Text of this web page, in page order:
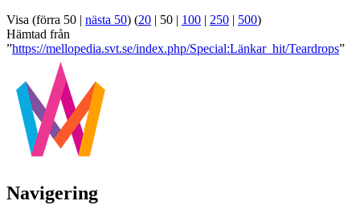
Visa (förra 50 | nästa 50) (20 | 50 | 100 | 250 | 500)
Hämtad från
”https://mellopedia.svt.se/index.php/Special:Länkar_hit/Teardrops”
Navigering